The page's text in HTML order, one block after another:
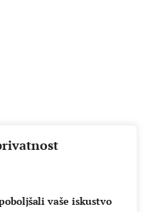
vaše iskustvo